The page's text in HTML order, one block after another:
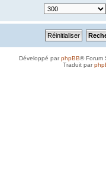
Développé parphpBB® Forum
Traduit par